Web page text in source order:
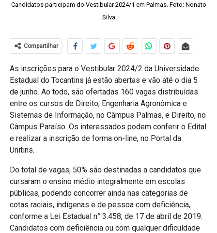
Candidatos participam do Vestibular 2024/1 em Palmas. Foto: Nonato
Silva
Compartilhar
As inscrições para o Vestibular 2024/2 da Universidade
Estadual do Tocantins já estão abertas e vão até o dia 5
de junho. Ao todo, são ofertadas 160 vagas distribuídas
entre os cursos de Direito, Engenharia Agronômica e
Sistemas de Informação, no Câmpus Palmas, e Direito, no
Câmpus Paraíso. Os interessados podem conferir o Edital
e realizar a inscrição de forma on-line, no Portal da
Unitins.
Do total de vagas, 50% são destinadas a candidatos que
cursaram o ensino médio integralmente em escolas
públicas, podendo concorrer ainda nas categorias de
cotas raciais, indígenas e de pessoa com deficiência,
conforme a Lei Estadual n° 3.458, de 17 de abril de 2019.
Candidatos com deficiência ou com qualquer dificuldade